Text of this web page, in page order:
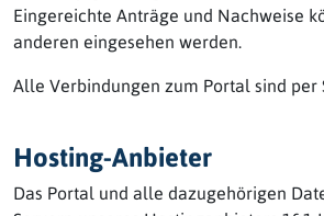
Eingereichte Anträge und Nachweise
anderen eingesehen werden.
Alle Verbindungen zum Portal sind per
Hosting-Anbieter
Das Portal und alle dazugehörigen